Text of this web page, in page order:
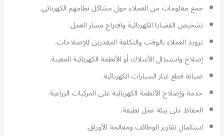
جمع معلومات من العملاء حول مشاكل نظامهم الكهربائي.
تشخيص القضايا الكهربائية واقتراح مسار العمل.
تزويد العملاء بالوقت والتكلفة المقدرين للإصلاحات.
إصلاح واستبدال الأسلاك أو الأنظمة الكهربائية المعيبة.
صيانة قطع غيار السيارات الكهربائية.
خدمة وإصلاح الأنظمة الكهربائية على المركبات الزراعية.
الحفاظ على بيئة عمل نظيفة.
استكمال تقارير الوظائف ومعالجة الأوراق.